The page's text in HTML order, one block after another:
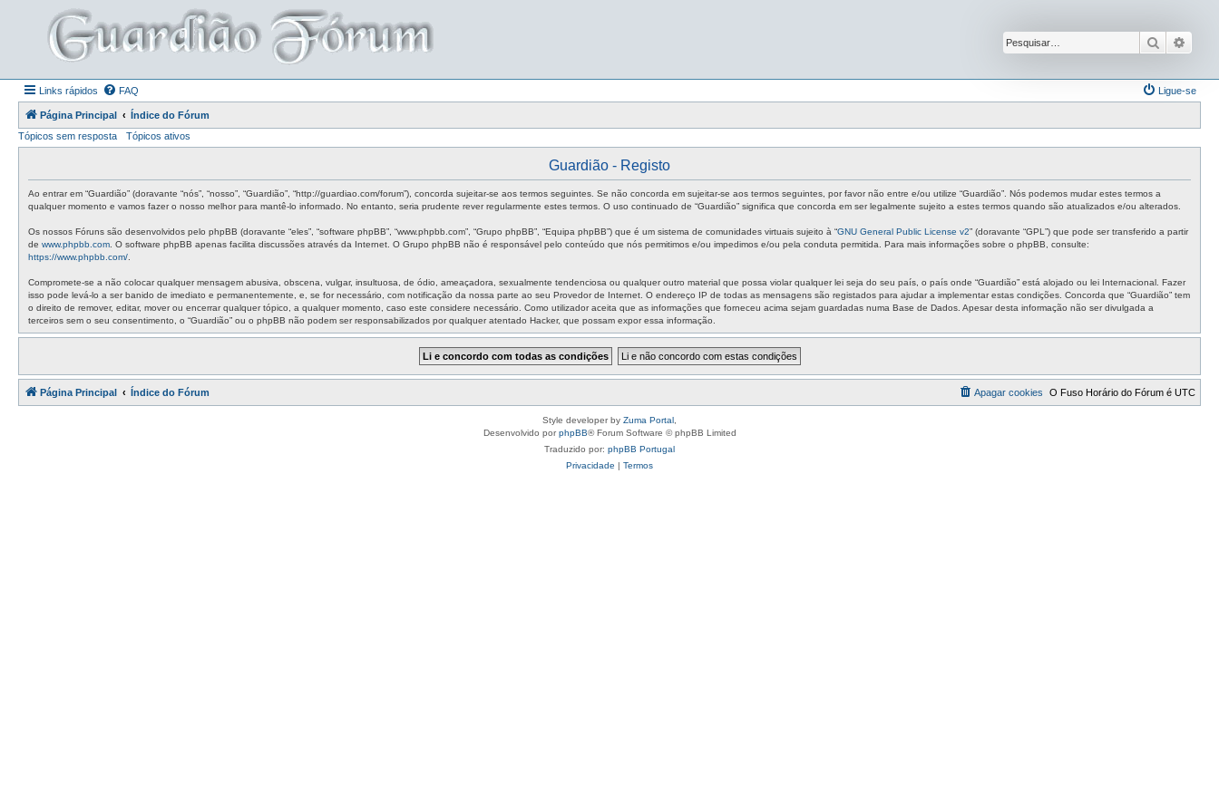
Pesquisar
Links rápidos FAQ Ligue-se
Página Principal
Índice do Fórum
Tópicos sem resposta
Tópicos ativos
Guardião - Registo
Ao entrar em “Guardião” (doravante “nós”, “nosso”, “Guardião”, “http://guardiao.com/forum”), concorda sujeitar-se aos termos seguintes. Se não concorda em sujeitar-se aos termos seguintes, por favor não entre e/ou utilize “Guardião”. Nós podemos mudar estes termos a
qualquer momento e vamos fazer o nosso melhor para mantê-lo informado. No entanto, seria prudente rever regularmente estes termos. O uso continuado de “Guardião” significa que concorda em ser legalmente sujeito a estes termos quando são atualizados e/ou alterados.
Os nossos Fóruns são desenvolvidos pelo phpBB (doravante “eles”, “software phpBB”, “www.phpbb.com”, “Grupo phpBB”, “Equipa phpBB”) que é um sistema de comunidades virtuais sujeito à “GNU General Public License v2” (doravante “GPL”) que pode ser transferido a partir
de www.phpbb.com . O software phpBB apenas facilita discussões através da Internet. O Grupo phpBB não é responsável pelo conteúdo que nós permitimos e/ou impedimos e/ou pela conduta permitida. Para mais informações sobre o phpBB, consulte:
https://www.phpbb.com/
Compromete-se a não colocar qualquer mensagem abusiva, obscena, vulgar, insultuosa, de ódio, ameaçadora, sexualmente tendenciosa ou qualquer outro material que possa violar qualquer lei seja do seu país, o país onde “Guardião” está alojado ou lei Internacional. Fazer
isso pode levá-lo a ser banido de imediato e permanentemente, e, se for necessário, com notificação da nossa parte ao seu Provedor de Internet. O endereço IP de todas as mensagens são registados para ajudar a implementar estas condições. Concorda que “Guardião” tem
o direito de remover, editar, mover ou encerrar qualquer tópico, a qualquer momento, caso este considere necessário. Como utilizador aceita que as informações que forneceu acima sejam guardadas numa Base de Dados. Apesar desta informação não ser divulgada a
terceiros sem o seu consentimento, o “Guardião” ou o phpBB não podem ser responsabilizados por qualquer atentado Hacker, que possam expor essa informação.
Página Principal Índice do Fórum O Fuso Horário do Fórum é UTC
Apagar cookies
Style developer by Zuma Portal
Desenvolvido porphpBB® Forum Software © phpBB Limited
Traduzido por: phpBB Portugal
Privacidade | Termos